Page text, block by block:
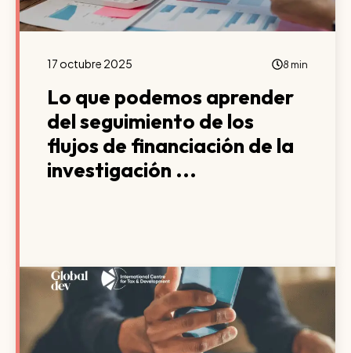
17 octubre 2025 8 min
Lo que podemos aprender
del seguimiento de los
flujos de financiación de la
investigación ...